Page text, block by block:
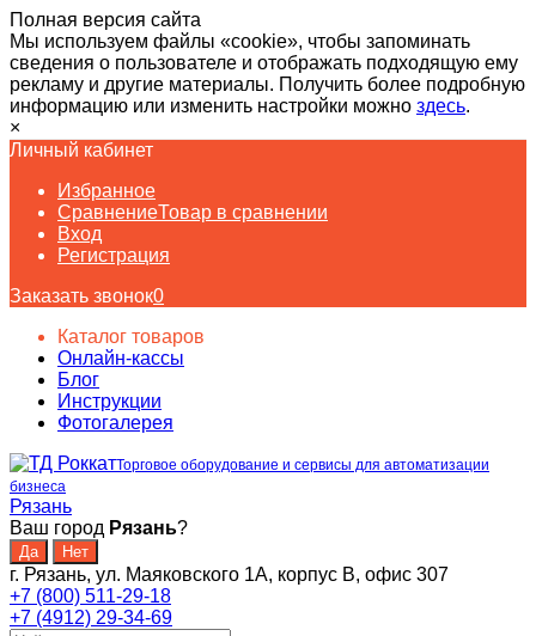
Полная версия сайта
Мы используем файлы «cookie», чтобы запоминать
сведения о пользователе и отображать подходящую ему
рекламу и другие материалы. Получить более подробную
информацию или изменить настройки можно здесь.
×
Личный кабинет
Избранное
СравнениеТовар в сравнении
Вход
Регистрация
Заказать звонок0
Каталог товаров
Онлайн-кассы
Блог
Инструкции
Фотогалерея
Торговое оборудование и сервисы для автоматизации
бизнеса
Рязань
Ваш город Рязань?
г. Рязань, ул. Маяковского 1А, корпус B, офис 307
+7 (800) 511-29-18
+7 (4912) 29-34-69